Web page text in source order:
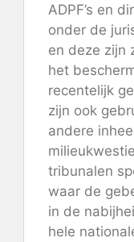
ADPF’s en
onder de
en deze zijn
het
recentelijk
zijn ook
andere
tribunalen
waar de
in de
hele